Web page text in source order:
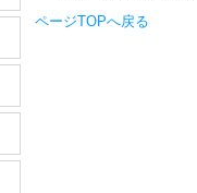
ページTOPへ戻る